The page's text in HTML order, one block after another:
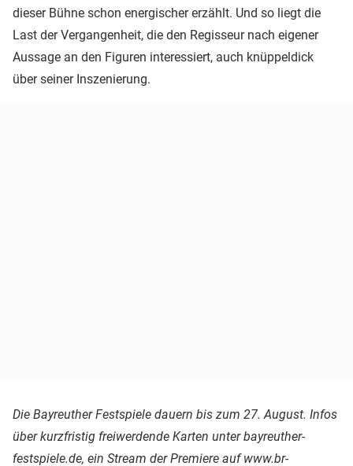
dieser Bühne schon energischer erzählt. Und so liegt die
Last der Vergangenheit, die den Regisseur nach eigener
Aussage an den Figuren interessiert, auch knüppeldick
über seiner Inszenierung.
Die Bayreuther Festspiele dauern bis zum 27. August. Infos
über kurzfristig freiwerdende Karten unter bayreuther-
festspiele.de, ein Stream der Premiere aufwww.br-